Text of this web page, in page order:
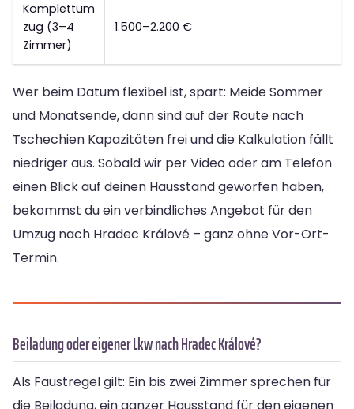
Komplettum
zug (3–4
Zimmer)
1.500–2.200 €
Wer beim Datum flexibel ist, spart: Meide Sommer
und Monatsende, dann sind auf der Route nach
Tschechien Kapazitäten frei und die Kalkulation fällt
niedriger aus. Sobald wir per Video oder am Telefon
einen Blick auf deinen Hausstand geworfen haben,
bekommst du ein verbindliches Angebot für den
Umzug nach Hradec Králové – ganz ohne Vor-Ort-
Termin.
Beiladung oder eigener Lkw nach Hradec Králové?
Als Faustregel gilt: Ein bis zwei Zimmer sprechen für